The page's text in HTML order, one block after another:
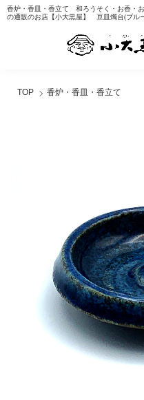
香炉・香皿・香立て 和ろうそく・お香・
の通販のお店【小大黒屋】 豆皿燭台(ブル
TOP 香炉・香皿・香立て